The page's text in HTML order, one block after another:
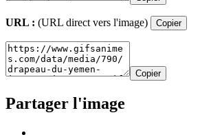
URL : (URL direct vers l'image) Copier
Copier
Partager l'image